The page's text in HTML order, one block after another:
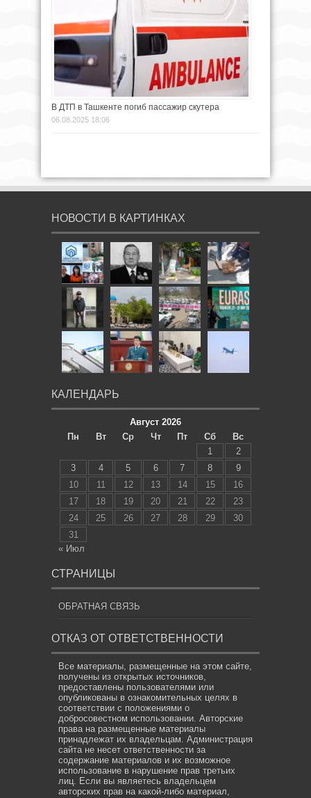
В ДТП в Ташкенте погиб пассажир скутера
06.08.2025 18:06
НОВОСТИ В КАРТИНКАХ
КАЛЕНДАРЬ
Август 2026
Пн
Вт Ср Чт Пт Сб
Вс
1
2
3
4 5 6 7 8
9
10
11 12 13 14 15
16
17
18 19 20 21 22
23
24
25 26 27 28 29
30
31
« Июл
СТРАНИЦЫ
ОБРАТНАЯ СВЯЗЬ
ОТКАЗ ОТ ОТВЕТСТВЕННОСТИ
Все материалы, размещенные на этом сайте,
получены из открытых источников,
предоставлены пользователями или
опубликованы в ознакомительных целях в
соответствии с положениями о
добросовестном использовании. Авторские
права на размещенные материалы
принадлежат их владельцам. Администрация
сайта не несет ответственности за
содержание материалов и их возможное
использование в нарушение прав третьих
лиц. Если вы являетесь владельцем
авторских прав на какой-либо материал,